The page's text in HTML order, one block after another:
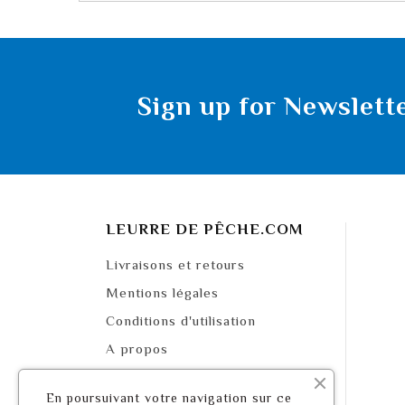
Sign up for
LEURRE DE PÊCHE.COM
Livraisons et retours
Mentions légales
Conditions d'utilisation
A propos
En poursuivant votre navigation sur ce